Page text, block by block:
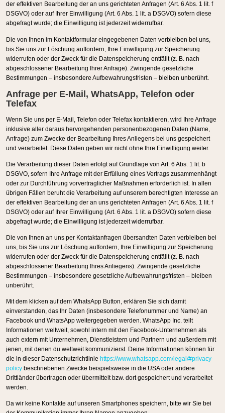
der effektiven Bearbeitung der an uns gerichteten Anfragen (Art. 6 Abs. 1 lit. f
DSGVO) oder auf Ihrer Einwilligung (Art. 6 Abs. 1 lit. a DSGVO) sofern diese
abgefragt wurde; die Einwilligung ist jederzeit widerrufbar.
Die von Ihnen im Kontaktformular eingegebenen Daten verbleiben bei uns,
bis Sie uns zur Löschung auffordern, Ihre Einwilligung zur Speicherung
widerrufen oder der Zweck für die Datenspeicherung entfällt (z. B. nach
abgeschlossener Bearbeitung Ihrer Anfrage). Zwingende gesetzliche
Bestimmungen – insbesondere Aufbewahrungsfristen – bleiben unberührt.
Anfrage per E-Mail, WhatsApp, Telefon oder
Telefax
Wenn Sie uns per E-Mail, Telefon oder Telefax kontaktieren, wird Ihre Anfrage
inklusive aller daraus hervorgehenden personenbezogenen Daten (Name,
Anfrage) zum Zwecke der Bearbeitung Ihres Anliegens bei uns gespeichert
und verarbeitet. Diese Daten geben wir nicht ohne Ihre Einwilligung weiter.
Die Verarbeitung dieser Daten erfolgt auf Grundlage von Art. 6 Abs. 1 lit. b
DSGVO, sofern Ihre Anfrage mit der Erfüllung eines Vertrags zusammenhängt
oder zur Durchführung vorvertraglicher Maßnahmen erforderlich ist. In allen
übrigen Fällen beruht die Verarbeitung auf unserem berechtigten Interesse an
der effektiven Bearbeitung der an uns gerichteten Anfragen (Art. 6 Abs. 1 lit. f
DSGVO) oder auf Ihrer Einwilligung (Art. 6 Abs. 1 lit. a DSGVO) sofern diese
abgefragt wurde; die Einwilligung ist jederzeit widerrufbar.
Die von Ihnen an uns per Kontaktanfragen übersandten Daten verbleiben bei
uns, bis Sie uns zur Löschung auffordern, Ihre Einwilligung zur Speicherung
widerrufen oder der Zweck für die Datenspeicherung entfällt (z. B. nach
abgeschlossener Bearbeitung Ihres Anliegens). Zwingende gesetzliche
Bestimmungen – insbesondere gesetzliche Aufbewahrungsfristen – bleiben
unberührt.
Mit dem klicken auf dem WhatsApp Button, erklären Sie sich damit
einverstanden, das Ihr Daten (insbesondere Telefonummer und Name) an
Facebook und WhatsApp weitergegeben werden. WhatsApp Inc. teilt
Informationen weltweit, sowohl intern mit den Facebook-Unternehmen als
auch extern mit Unternehmen, Dienstleistern und Partnern und außerdem mit
jenen, mit denen du weltweit kommunizierst. Deine Informationen können für
die in dieser Datenschutzrichtlinie https://www.whatsapp.com/legal/#privacy-
policy beschriebenen Zwecke beispielsweise in die USA oder andere
Drittländer übertragen oder übermittelt bzw. dort gespeichert und verarbeitet
werden.
Da wir keine Kontakte auf unseren Smartphones speichern, bitte wir Sie bei